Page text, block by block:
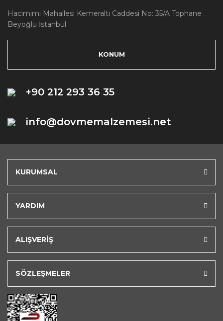
Hacımimi Mahallesi Kemeraltı Caddesi No: 35/A Tophane
Beyoğlu İstanbul
KONUM
+90 212 293 36 35
info@dovmemalzemesi.net
KURUMSAL
YARDIM
ALIŞVERİŞ
SÖZLEŞMELER